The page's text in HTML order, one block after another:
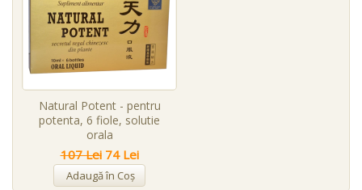
Adaugă în Coş
Natural Potent - pentru
potenta, 6 fiole, solutie
orala
107 Lei 74 Lei